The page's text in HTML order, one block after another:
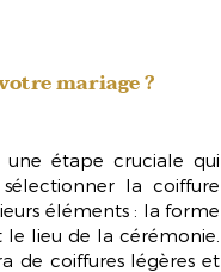
mariage ?
étape cruciale qui
la coiffure
éléments : la forme
lieu de la cérémonie.
de coiffures légères et